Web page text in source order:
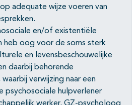
adequate wijze voeren van
en/of existentiële
heb oog voor de soms sterk
en levensbeschouwelijke
daarbij behorende
verwijzing naar een
psychosociale hulpverlener